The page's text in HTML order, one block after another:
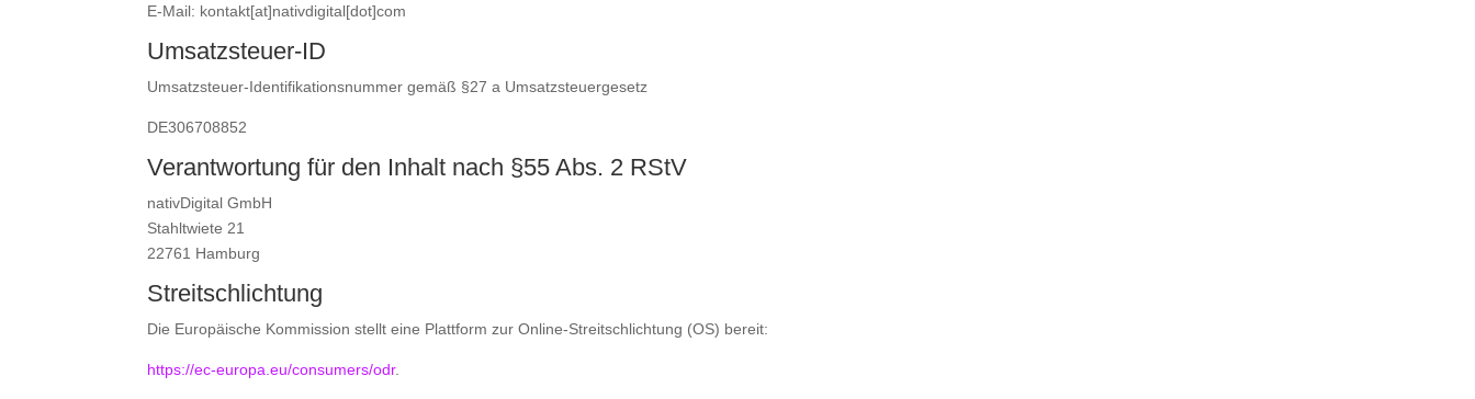
E-Mail: kontakt[at]nativdigital[dot]com
Umsatzsteuer-ID
Umsatzsteuer-Identifikationsnummer gemäß §27 a Umsatzsteuergesetz
DE306708852
Verantwortung für den Inhalt nach §55 Abs. 2 RStV
nativDigital GmbH
Stahltwiete 21
22761 Hamburg
Streitschlichtung
Die Europäische Kommission stellt eine Plattform zur Online-Streitschlichtung (OS) bereit:
https://ec-europa.eu/consumers/odr.